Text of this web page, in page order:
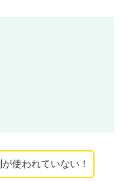
使われていない！